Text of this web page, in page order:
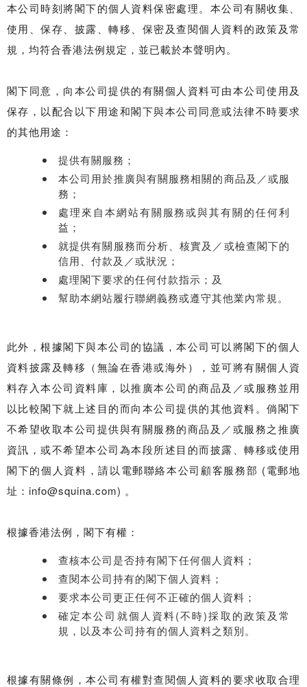
本公司時刻將閣下的個人資料保密處理。本公司有關收集、
使用、保存、披露、轉移、保密及查閱個人資料的政策及常
規，均符合香港法例規定，並已載於本聲明內。
閣下同意，向本公司提供的有關個人資料可由本公司使用及
保存，以配合以下用途和閣下與本公司同意或法律不時要求
的其他用途：
提供有關服務；
本公司用於推廣與有關服務相關的商品及／或服
務；
處理來自本網站有關服務或與其有關的任何利
益；
就提供有關服務而分析、核實及／或檢查閣下的
信用、付款及／或狀況；
處理閣下要求的任何付款指示；及
幫助本網站履行聯網義務或遵守其他業內常規。
此外，根據閣下與本公司的協議，本公司可以將閣下的個人
資料披露及轉移（無論在香港或海外），並可將有關個人資
料存入本公司資料庫，以推廣本公司的商品及／或服務並用
以比較閣下就上述目的而向本公司提供的其他資料。倘閣下
不希望收取本公司提供與有關服務的商品及／或服務之推廣
資訊，或不希望本公司為本段所述目的而披露、轉移或使用
閣下的個人資料，請以電郵聯絡本公司顧客服務部 (電郵地
址：info@squina.com) 。
根據香港法例，閣下有權：
查核本公司是否持有閣下任何個人資料；
查閱本公司持有的閣下個人資料；
要求本公司更正任何不正確的個人資料；
確定本公司就個人資料(不時)採取的政策及常
規，以及本公司持有的個人資料之類別。
根據有關條例，本公司有權對查閱個人資料的要求收取合理